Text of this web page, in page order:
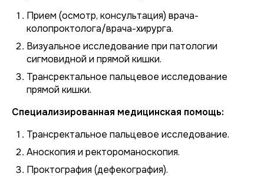
Прием (осмотр, консультация) врача-
колопроктолога/врача-хирурга.
Визуальное исследование при патологии
сигмовидной и прямой кишки.
Трансректальное пальцевое исследование
прямой кишки.
Специализированная медицинская помощь:
Трансректальное пальцевое исследование.
Аноскопия и ректороманоскопия.
Проктография (дефекография).